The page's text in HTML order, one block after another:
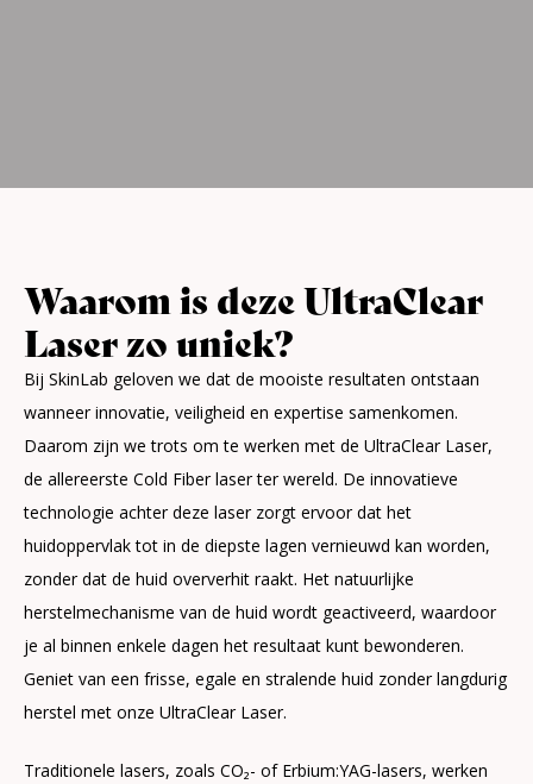
Waarom is deze UltraClear
Laser zo uniek?
Bij SkinLab geloven we dat de mooiste resultaten ontstaan
wanneer innovatie, veiligheid en expertise samenkomen.
Daarom zijn we trots om te werken met de UltraClear Laser,
de allereerste Cold Fiber laser ter wereld. De innovatieve
technologie achter deze laser zorgt ervoor dat het
huidoppervlak tot in de diepste lagen vernieuwd kan worden,
zonder dat de huid oververhit raakt. Het natuurlijke
herstelmechanisme van de huid wordt geactiveerd, waardoor
je al binnen enkele dagen het resultaat kunt bewonderen.
Geniet van een frisse, egale en stralende huid zonder langdurig
herstel met onze UltraClear Laser.
Traditionele lasers, zoals CO₂- of Erbium:YAG-lasers, werken